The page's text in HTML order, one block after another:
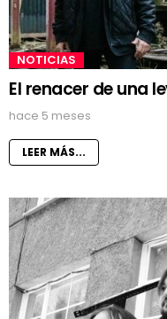
NOTICIAS
El renacer de una
hace 5 meses
LEER MÁS...